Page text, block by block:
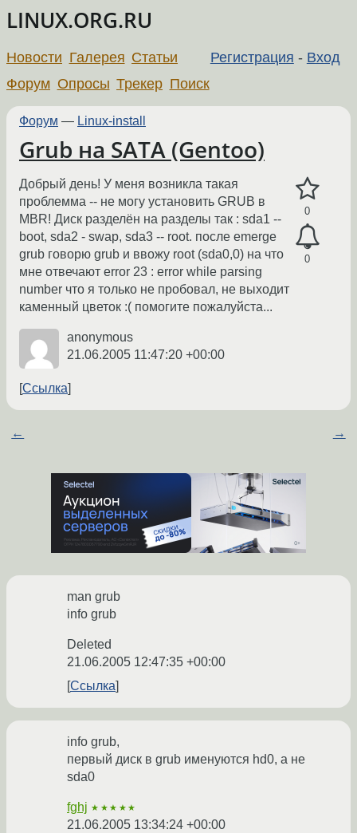
LINUX.ORG.RU
Регистрация - Вход
Новости Галерея Статьи
Форум Опросы Трекер Поиск
Форум — Linux-install
Grub на SATA (Gentoo)
0
0
Добрый день! У меня возникла такая
проблемма -- не могу установить GRUB в
MBR! Диск разделён на разделы так : sda1 --
boot, sda2 - swap, sda3 -- root. после emerge
grub говорю grub и ввожу root (sda0,0) на что
мне отвечают error 23 : error while parsing
number что я только не пробовал, не выходит
каменный цветок :( помогите пожалуйста...
anonymous
21.06.2005 11:47:20 +00:00
Ссылка
← →
man grub
info grub
Deleted
21.06.2005 12:47:35 +00:00
Ссылка
info grub,
первый диск в grub именуются hd0, а не
sda0
fghj ★★★★★
21.06.2005 13:34:24 +00:00